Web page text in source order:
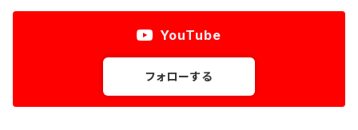
YouTube
フォローする